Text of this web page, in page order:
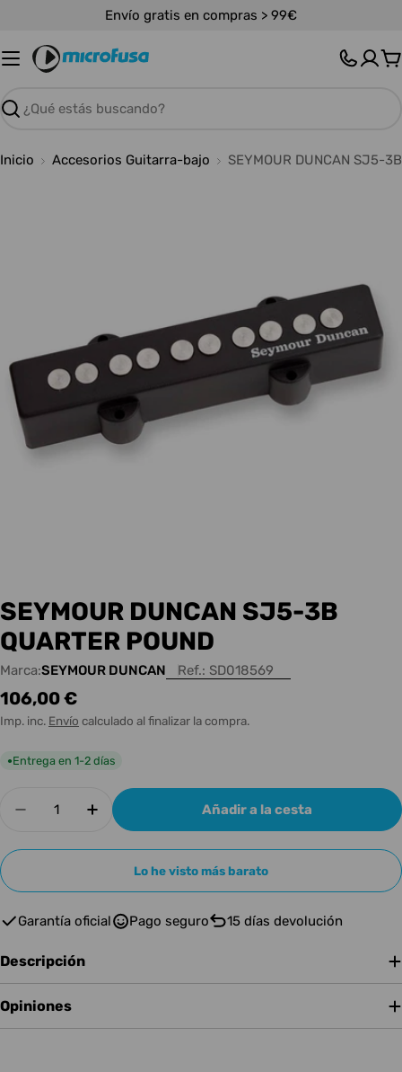
contenido
Envío gratis en compras > 99€
Buscar
Inicio Accesorios Guitarra-bajo SEYMOUR DUNCAN SJ5-
medios 0 en modal
SEYMOUR DUNCAN SJ5-3B
QUARTER POUND
Marca:SEYMOUR DUNCAN Ref.: SD018569
Precio
habitual
106,00 €
Imp. inc. Envío calculado al finalizar la compra.
●Entrega en 1-2 días
Disminuir cantidad para SEYMOUR DUNCAN
Aumentar cantidad para SEYMOUR
Añadir a la cesta
Lo he visto más barato
Garantía oficial Pago seguro 15 días devolución
Descripción
Opiniones